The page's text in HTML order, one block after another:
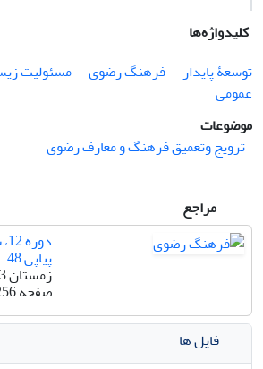
کلیدواژه‌ها
توسعۀ پایدار
فرهنگ رضوی مسئولیت
عمومی
موضوعات
ترویج وتعمیق فرهنگ و معارف رضوی
مراجع
پیاپی 48
زمستان 1403
صفحه
فایل ها